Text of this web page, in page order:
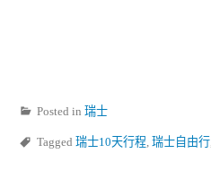
Posted in 瑞士
Tagged 瑞士10天行程 瑞士自由行